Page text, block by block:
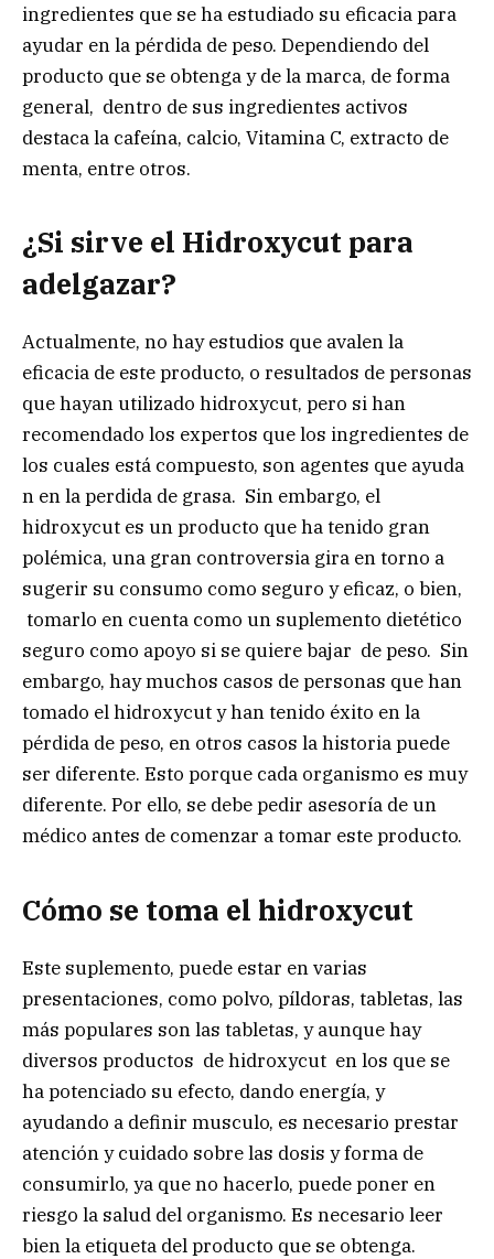
ingredientes que se ha estudiado su eficacia para
ayudar en la pérdida de peso. Dependiendo del
producto que se obtenga y de la marca, de forma
general, dentro de sus ingredientes activos
destaca la cafeína, calcio, Vitamina C, extracto de
menta, entre otros.
¿Si sirve el Hidroxycut para
adelgazar?
Actualmente, no hay estudios que avalen la
eficacia de este producto, o resultados de personas
que hayan utilizado hidroxycut, pero si han
recomendado los expertos que los ingredientes de
los cuales está compuesto, son agentes que ayuda
n en la perdida de grasa. Sin embargo, el
hidroxycut es un producto que ha tenido gran
polémica, una gran controversia gira en torno a
sugerir su consumo como seguro y eficaz, o bien,
tomarlo en cuenta como un suplemento dietético
seguro como apoyo si se quiere bajar de peso. Sin
embargo, hay muchos casos de personas que han
tomado el hidroxycut y han tenido éxito en la
pérdida de peso, en otros casos la historia puede
ser diferente. Esto porque cada organismo es muy
diferente. Por ello, se debe pedir asesoría de un
médico antes de comenzar a tomar este producto.
Cómo se toma el hidroxycut
Este suplemento, puede estar en varias
presentaciones, como polvo, píldoras, tabletas, las
más populares son las tabletas, y aunque hay
diversos productos de hidroxycut en los que se
ha potenciado su efecto, dando energía, y
ayudando a definir musculo, es necesario prestar
atención y cuidado sobre las dosis y forma de
consumirlo, ya que no hacerlo, puede poner en
riesgo la salud del organismo. Es necesario leer
bien la etiqueta del producto que se obtenga.